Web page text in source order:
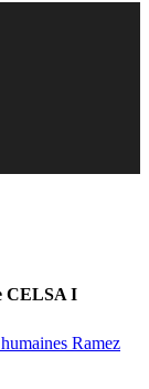
CELSA I
Ramez